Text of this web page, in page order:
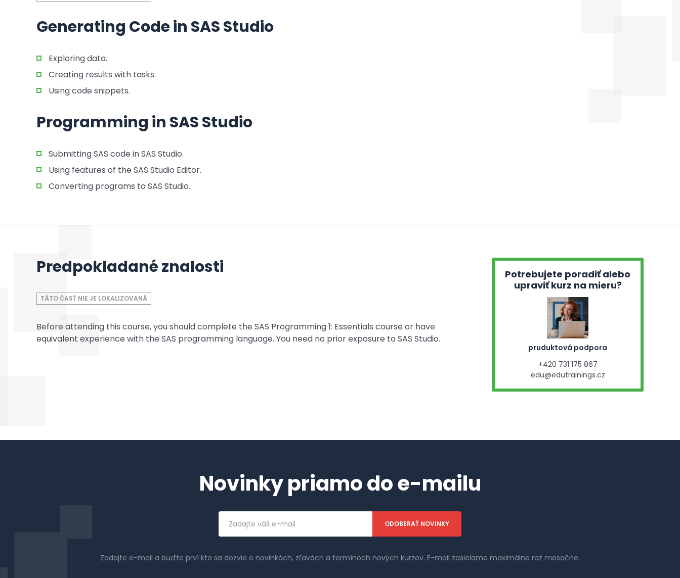
Generating Code in SAS Studio
Exploring data.
Creating results with tasks.
Using code snippets.
Programming in SAS Studio
Submitting SAS code in SAS Studio.
Using features of the SAS Studio Editor.
Converting programs to SAS Studio.
Predpokladané znalosti
TÁTO ČASŤ NIE JE LOKALIZOVANÁ
Before attending this course, you should complete the SAS Programming 1: Essentials course or have
equivalent experience with the SAS programming language. You need no prior exposure to SAS Studio.
Potrebujete poradiť alebo
upraviť kurz na mieru?
pruduktová podpora
+420 731 175 867
edu@edutrainings.cz
Novinky priamo do e-mailu
Emailová
adresa
Zadajte e-mail a buďte prví kto sa dozvie o novinkách, zľavách a termínoch nových kurzov. E-mail zasielame maximálne raz mesačne.